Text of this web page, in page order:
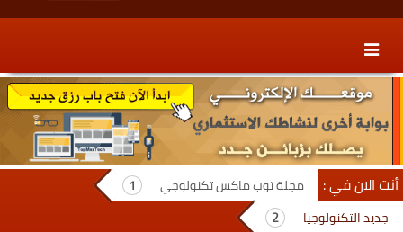
content
secondary
content
أنت الان في :
مجلة توب ماكس تكنولوجي
جديد التكنولوجيا